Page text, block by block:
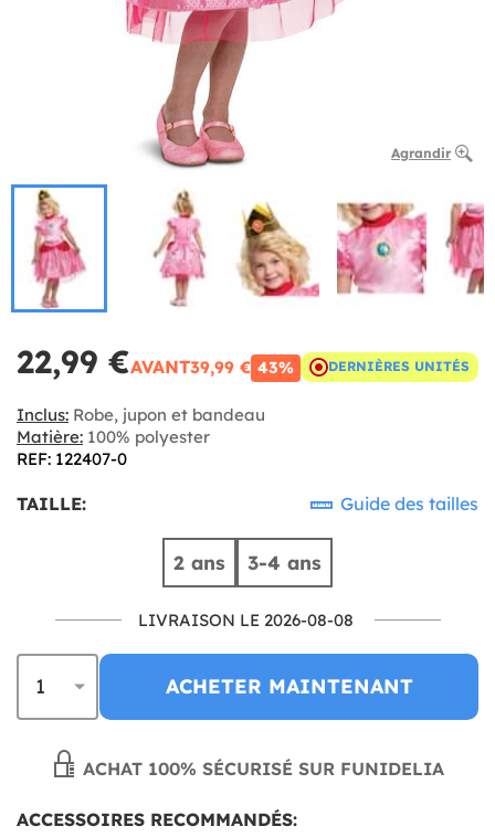
Agrandir
22,99 €AVANT39,99 € 43% DERNIÈRES UNITÉS
Inclus: Robe, jupon et bandeau
Matière: 100% polyester
REF: 122407-0
TAILLE: Guide des tailles
2 ans 3-4 ans
LIVRAISON LE 2026-08-08
ACHETER MAINTENANT
ACHAT 100% SÉCURISÉ SUR FUNIDELIA
ACCESSOIRES RECOMMANDÉS: